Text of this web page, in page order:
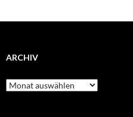
ARCHIV
Archiv